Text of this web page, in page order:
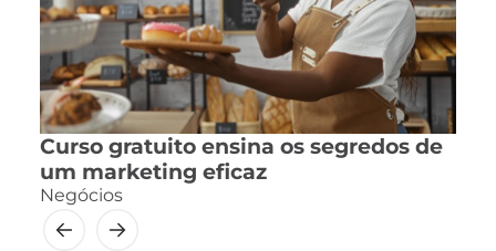
Curso gratuito ensina os segredos de
um marketing eficaz
Negócios